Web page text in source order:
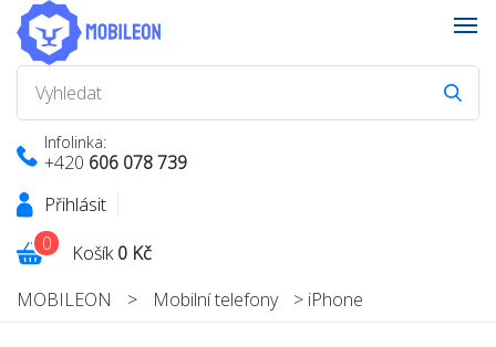
Infolinka:
+420 606 078 739
Přihlásit
Košík0 Kč
0
MOBILEON > Mobilní telefony > iPhone